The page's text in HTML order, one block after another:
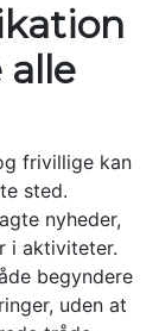
alle
frivillige kan
sted.
nyheder,
i aktiviteter.
begyndere
uden at